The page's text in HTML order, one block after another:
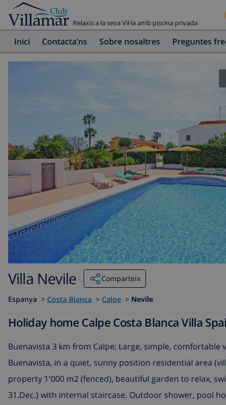
Relaxis a la seva Vil·la amb piscina privada
Inici Contacta’ns Sobre nosaltres Preguntes
Villa Nevile Comparteix
Espanya > Costa Blanca > Calpe > Nevile
Holiday home Calpe Costa Blanca Villa
Buenavista 3 km from Calpe: Large, simple,
Buenavista, in a quiet, sunny position residential area
property 1'000 m2 (fenced), beautiful garden to relax,
31.Dec.) with internal staircase. Outdoor shower, pool